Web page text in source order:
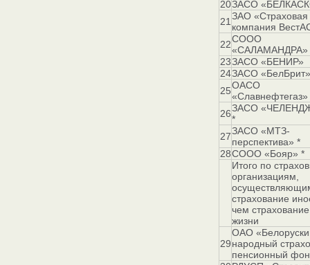
20ЗАСО
21 ЗАО «Страховая
компания
22СООО
«САЛАМАНДРА»
23ЗАСО «БЕНИР»
24ЗАСО
25ОАСО
«Славнефтегаз»
26ЗАСО
*
27ЗАСО «МТЗ-
перспектива» *
28СООО «Бояр» *
Итого по
организациям,
страхование
чем страхование
жизни
29
ОАО
народный
пенсионный